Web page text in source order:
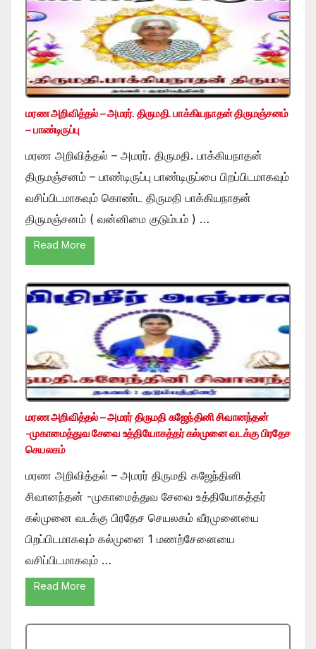
மரண அறிவித்தல் – அமரர். திருமதி. பாக்கியநாதன் திருமஞ்சனம்
– பாண்டிருப்பு
மரண அறிவித்தல் – அமரர். திருமதி. பாக்கியநாதன்
திருமஞ்சனம் – பாண்டிருப்பு பாண்டிருப்பை பிறப்பிடமாகவும்
வசிப்பிடமாகவும் கொண்ட திருமதி பாக்கியநாதன்
திருமஞ்சனம் ( வன்னிமை குடும்பம் ) …
Read More
மரண அறிவித்தல் – அமரர் திருமதி கஜேந்தினி சிவானந்தன்
-முகாமைத்துவ சேவை உத்தியோகத்தர் கல்முனை வடக்கு பிரதேச
செயலகம்
மரண அறிவித்தல் – அமரர் திருமதி கஜேந்தினி
சிவானந்தன் -முகாமைத்துவ சேவை உத்தியோகத்தர்
கல்முனை வடக்கு பிரதேச செயலகம் வீரமுனையை
பிறப்பிடமாகவும் கல்முனை 1 மணற்சேனையை
வசிப்பிடமாகவும் …
Read More